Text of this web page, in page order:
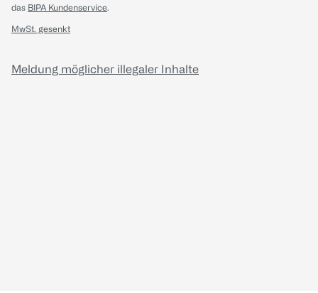
das BIPA Kundenservice.
MwSt. gesenkt
Meldung möglicher illegaler Inhalte